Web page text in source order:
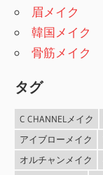
眉メイク
韓国メイク
骨筋メイク
タグ
C CHANNELメイク
アイブローメイク
オルチャンメイク